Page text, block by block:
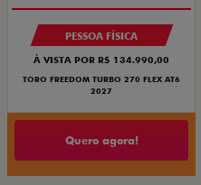
PESSOA FÍSICA
À VISTA POR R$ 134.990,00
TORO FREEDOM TURBO 270 FLEX AT6
2027
Quero agora!